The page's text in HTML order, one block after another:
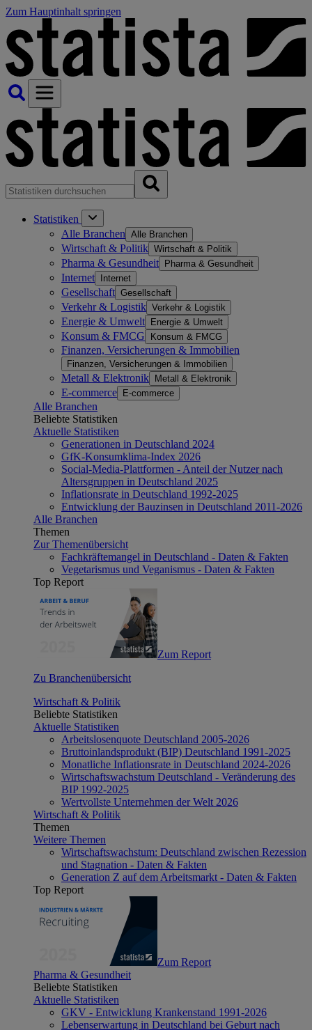
Zum Hauptinhalt springen
Statistiken
Alle Branchen Alle Branchen
Wirtschaft & Politik Wirtschaft & Politik
Pharma & Gesundheit Pharma & Gesundheit
Internet Internet
Gesellschaft Gesellschaft
Verkehr & Logistik Verkehr & Logistik
Energie & Umwelt Energie & Umwelt
Konsum & FMCG Konsum & FMCG
Finanzen, Versicherungen & Immobilien
Finanzen, Versicherungen & Immobilien
Metall & Elektronik Metall & Elektronik
E-commerce E-commerce
Alle Branchen
Beliebte Statistiken
Aktuelle Statistiken
Generationen in Deutschland 2024
GfK-Konsumklima-Index 2026
Social-Media-Plattformen - Anteil der Nutzer nach
Altersgruppen in Deutschland 2025
Inflationsrate in Deutschland 1992-2025
Entwicklung der Bauzinsen in Deutschland 2011-2026
Alle Branchen
Themen
Zur Themenübersicht
Fachkräftemangel in Deutschland - Daten & Fakten
Vegetarismus und Veganismus - Daten & Fakten
Top Report
Zum Report
Zu Branchenübersicht
Wirtschaft & Politik
Beliebte Statistiken
Aktuelle Statistiken
Arbeitslosenquote Deutschland 2005-2026
Bruttoinlandsprodukt (BIP) Deutschland 1991-2025
Monatliche Inflationsrate in Deutschland 2024-2026
Wirtschaftswachstum Deutschland - Veränderung des
BIP 1992-2025
Wertvollste Unternehmen der Welt 2026
Wirtschaft & Politik
Themen
Weitere Themen
Wirtschaftswachstum: Deutschland zwischen Rezession
und Stagnation - Daten & Fakten
Generation Z auf dem Arbeitsmarkt - Daten & Fakten
Top Report
Zum Report
Pharma & Gesundheit
Beliebte Statistiken
Aktuelle Statistiken
GKV - Entwicklung Krankenstand 1991-2026
Lebenserwartung in Deutschland bei Geburt nach